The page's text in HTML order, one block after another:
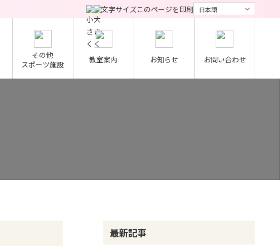
文字サイズこのページを印刷
その他
スポーツ施設
教室案内 お知らせ お問い合わせ
最新記事